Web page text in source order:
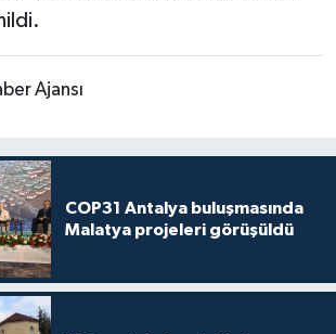
Ajansı
COP31 Antalya buluşmasında
Malatya projeleri görüşüldü